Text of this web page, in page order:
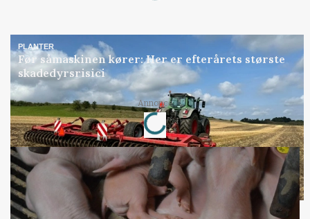
PLANTER
Før såmaskinen kører: Her er efterårets største
skadedyrsrisici
Annonce
Loading...